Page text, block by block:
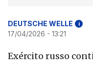
DEUTSCHE WELLE i
17/04/2026 - 13:21
Exército russo